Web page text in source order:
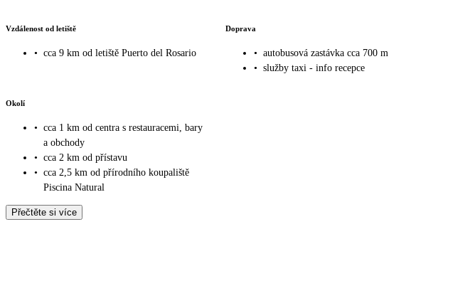
Vzdálenost od letiště
• cca 9 km od letiště Puerto del Rosario
Doprava
• autobusová zastávka cca 700 m
• služby taxi - info recepce
Okolí
• cca 1 km od centra s restauracemi, bary
a obchody
• cca 2 km od přístavu
• cca 2,5 km od přírodního koupaliště
Piscina Natural
Přečtěte si více